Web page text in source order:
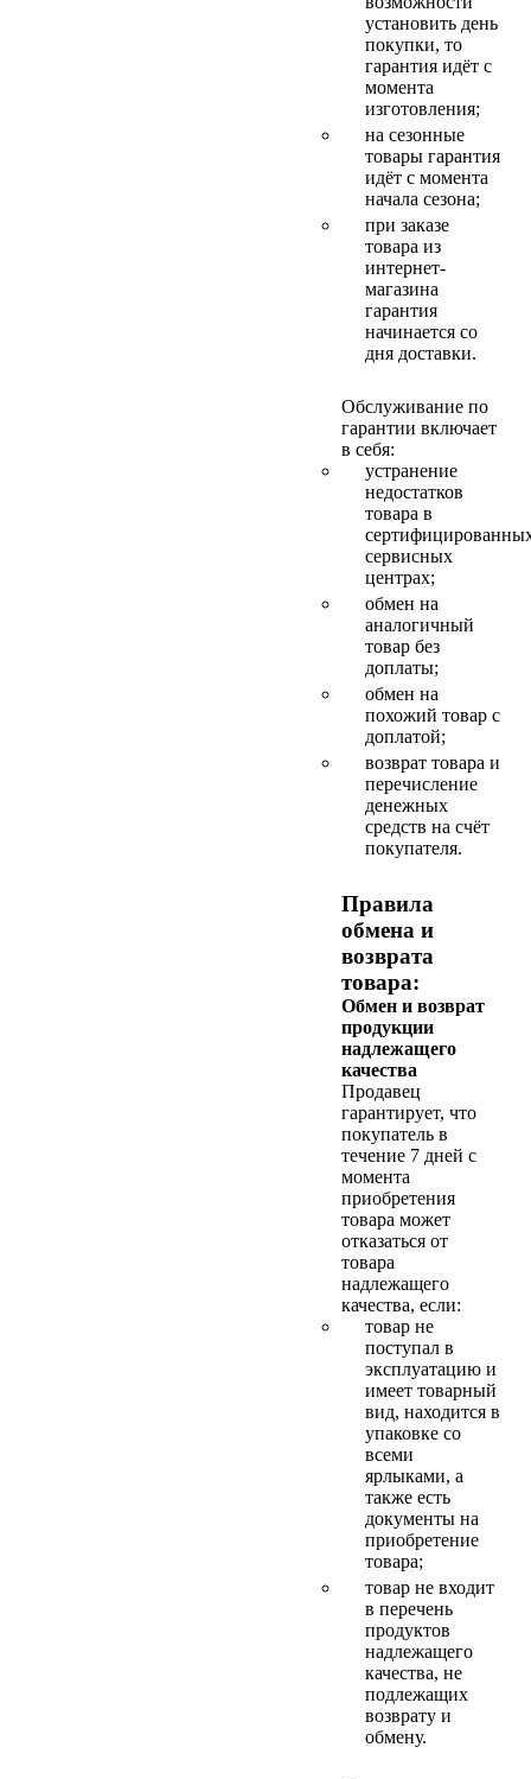
установить день
покупки, то
гарантия идёт с
момента
изготовления;
на сезонные
товары гарантия
идёт с момента
начала сезона;
при заказе
товара из
интернет-
магазина
гарантия
начинается со
дня доставки.
Обслуживание по
гарантии включает
в себя:
устранение
недостатков
товара в
сервисных
центрах;
обмен на
аналогичный
товар без
доплаты;
обмен на
похожий товар с
доплатой;
возврат товара и
перечисление
денежных
средств на счёт
покупателя.
Правила
обмена и
возврата
товара:
Обмен и возврат
продукции
надлежащего
качества
Продавец
гарантирует, что
покупатель в
течение 7 дней с
момента
приобретения
товара может
отказаться от
товара
надлежащего
качества, если:
товар не
поступал в
эксплуатацию и
имеет товарный
вид, находится в
упаковке со
всеми
ярлыками, а
также есть
документы на
приобретение
товара;
товар не входит
в перечень
продуктов
надлежащего
качества, не
подлежащих
возврату и
обмену.